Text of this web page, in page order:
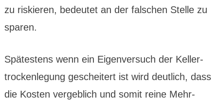
zu ris­kieren, bedeutet an der falschen Stelle zu
sparen.
Spätes­tens wenn ein Eigen­versuch der Keller­
trocken­legung gescheitert ist wird deutlich, dass
die Kosten vergeb­lich und somit reine Mehr­